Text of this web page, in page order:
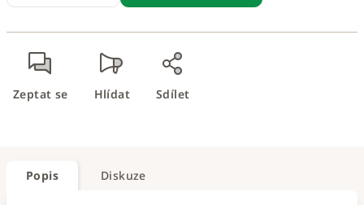
Zeptat se Hlídat Sdílet
Popis Diskuze